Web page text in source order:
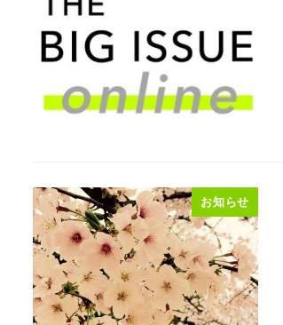
お知らせ